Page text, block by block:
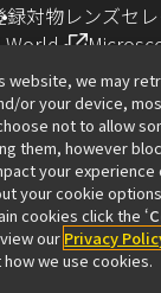
録対物レンズセ
World
製品
連製品（ニコン
品（インダスト
半導体装置事業）
website, we may
or your device,
not to allow
them, however
your experience
your cookie
cookies click the ‘
our Privacy
we use cookies.